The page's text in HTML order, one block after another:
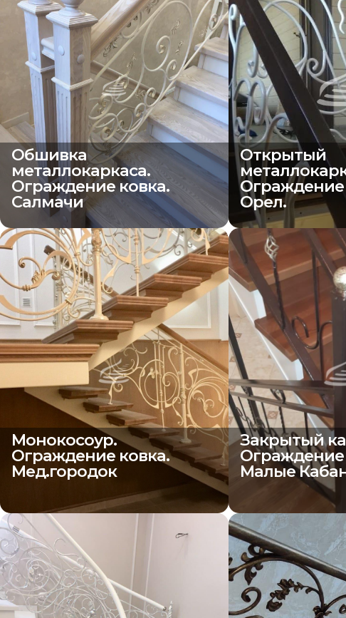
Обшивка
металлокаркаса.
Ограждение ковка.
Салмачи
Открытый
Ограждение
Орел.
Монокосоур.
Ограждение ковка.
Мед.городок
Закрытый
Ограждение
Малые